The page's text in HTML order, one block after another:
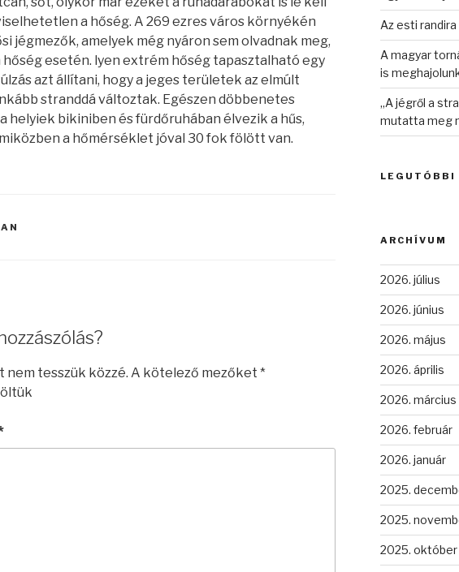
a hőség. A 269 ezres város környékén
jégmezők, amelyek még nyáron sem olvadnak meg,
esetén. lyen extrém hőség tapasztalható egy
azt állítani, hogy a jeges területek az elmúlt
stranddá változtak. Egészen döbbenetes
helyiek bikiniben és fürdőruhában élvezik a hűs,
a hőmérséklet jóval 30 fok fölött van.
nem tesszük közzé. A kötelező mezőket *
Az esti
A magyar
is
„A jégről a
mutatta meg
LEGUTÓBBI
ARCHÍVUM
2026. július
2026. június
2026. május
2026. április
2026. március
2026. február
2026. január
2025.
2025.
2025. október